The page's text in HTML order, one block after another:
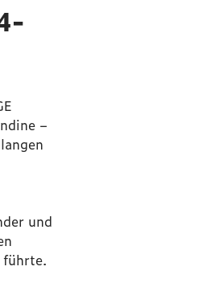
–
und
führte.